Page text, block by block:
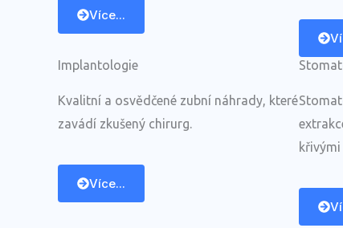
Více...
Implantologie
Kvalitní a osvědčené zubní náhrady, které
zavádí zkušený chirurg.
Více...